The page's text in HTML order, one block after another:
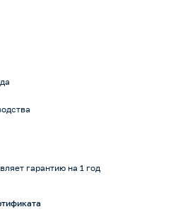
гарантию на 1 год